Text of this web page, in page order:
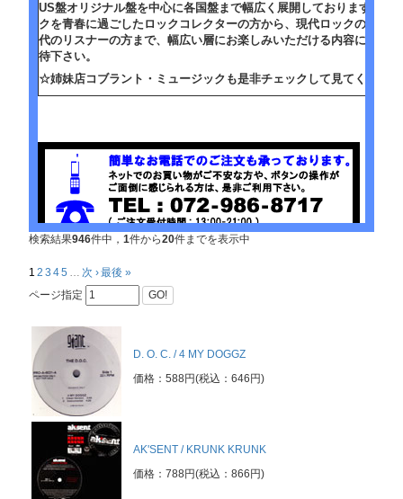
US盤オリジナル盤を中心に各国盤まで幅広く展開しております。ビ
クを青春に過ごしたロックコレクターの方から、現代ロックのルー
代のリスナーの方まで、幅広い層にお楽しみいただける内容になっ
待下さい。
☆姉妹店コブラント・ミュージックも是非チェックして見てくださ
はこちらから！
※買取に関するメールは
こちらまでお願い致します。
検索結果946件中，1件から20件までを表示中
1 2 3 45 … 次 ›最後 »
ページ指定
GO!
D. O. C. / 4 MY DOGGZ
価格：588円(税込：646円)
AK'SENT / KRUNK KRUNK
価格：788円(税込：866円)